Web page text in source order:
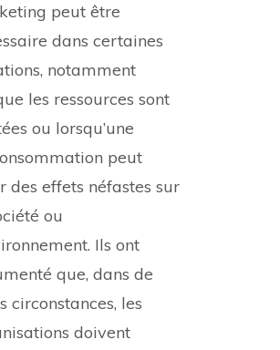
peut être
dans certaines
notamment
les ressources sont
ou lorsqu’une
peut
des effets néfastes sur
ou
Ils ont
que, dans de
circonstances, les
doivent